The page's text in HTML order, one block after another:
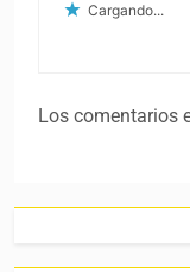
Cargando...
Los comentarios